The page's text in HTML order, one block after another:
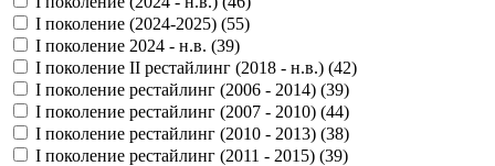
I поколение (2024-2025) (55)
I поколение 2024 - н.в. (39)
I поколение II рестайлинг (2018 - н.в.) (42)
I поколение рестайлинг (2006 - 2014) (39)
I поколение рестайлинг (2007 - 2010) (44)
I поколение рестайлинг (2010 - 2013) (38)
I поколение рестайлинг (2011 - 2015) (39)